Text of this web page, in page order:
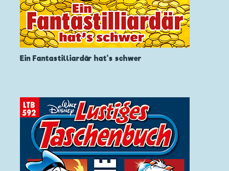
Ein Fantastilliardär hat's schwer